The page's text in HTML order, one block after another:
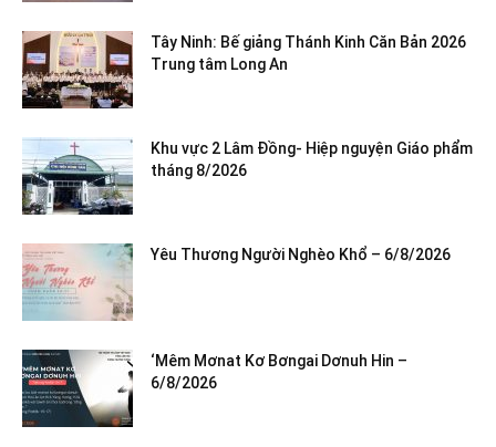
Tây Ninh: Bế giảng Thánh Kinh Căn Bản 2026
Trung tâm Long An
Khu vực 2 Lâm Đồng- Hiệp nguyện Giáo phẩm
tháng 8/2026
Yêu Thương Người Nghèo Khổ – 6/8/2026
‘Mêm Mơnat Kơ Bơngai Dơnuh Hin –
6/8/2026